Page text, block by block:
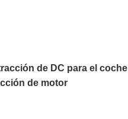
de DC para el coche
de motor